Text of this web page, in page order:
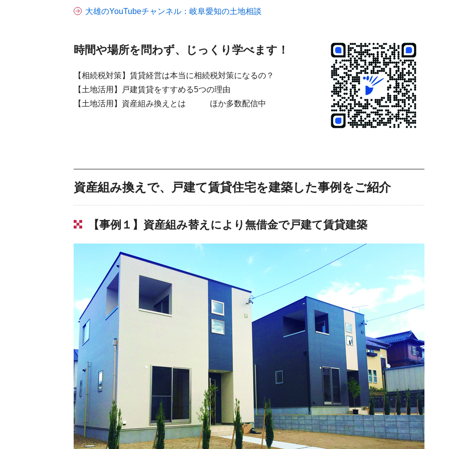
大雄のYouTubeチャンネル：岐阜愛知の土地相談
時間や場所を問わず、じっくり学べます！
【相続税対策】賃貸経営は本当に相続税対策になるの？
【土地活用】戸建賃貸をすすめる5つの理由
【土地活用】資産組み換えとは ほか多数配信中
資産組み換えで、戸建て賃貸住宅を建築した事例をご紹介
【事例１】資産組み替えにより無借金で戸建て賃貸建築